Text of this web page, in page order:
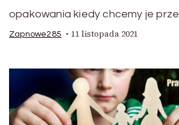
opakowania kiedy chcemy je
Zapnowe285 11 listopada 2021